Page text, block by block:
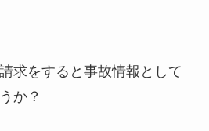
求をすると事故情報として
か？